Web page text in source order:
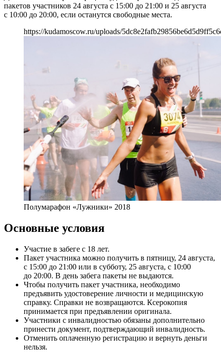
пакетов участников 24 августа с 15:00 до 21:00 и 25 августа
с 10:00 до 20:00, если останутся свободные места.
https://kudamoscow.ru/uploads/
Полумарафон «Лужники» 2018
Основные условия
Участие в забеге с 18 лет.
Пакет участника можно получить в пятницу, 24 августа,
с 15:00 до 21:00 или в субботу, 25 августа, с 10:00
до 20:00. В день забега пакеты не выдаются.
Чтобы получить пакет участника, необходимо
предъявить удостоверение личности и медицинскую
справку. Справки не возвращаются. Ксерокопия
принимается при предъявлении оригинала.
Участники с инвалидностью обязаны дополнительно
принести документ, подтверждающий инвалидность.
Отменить оплаченную регистрацию и вернуть деньги
нельзя.